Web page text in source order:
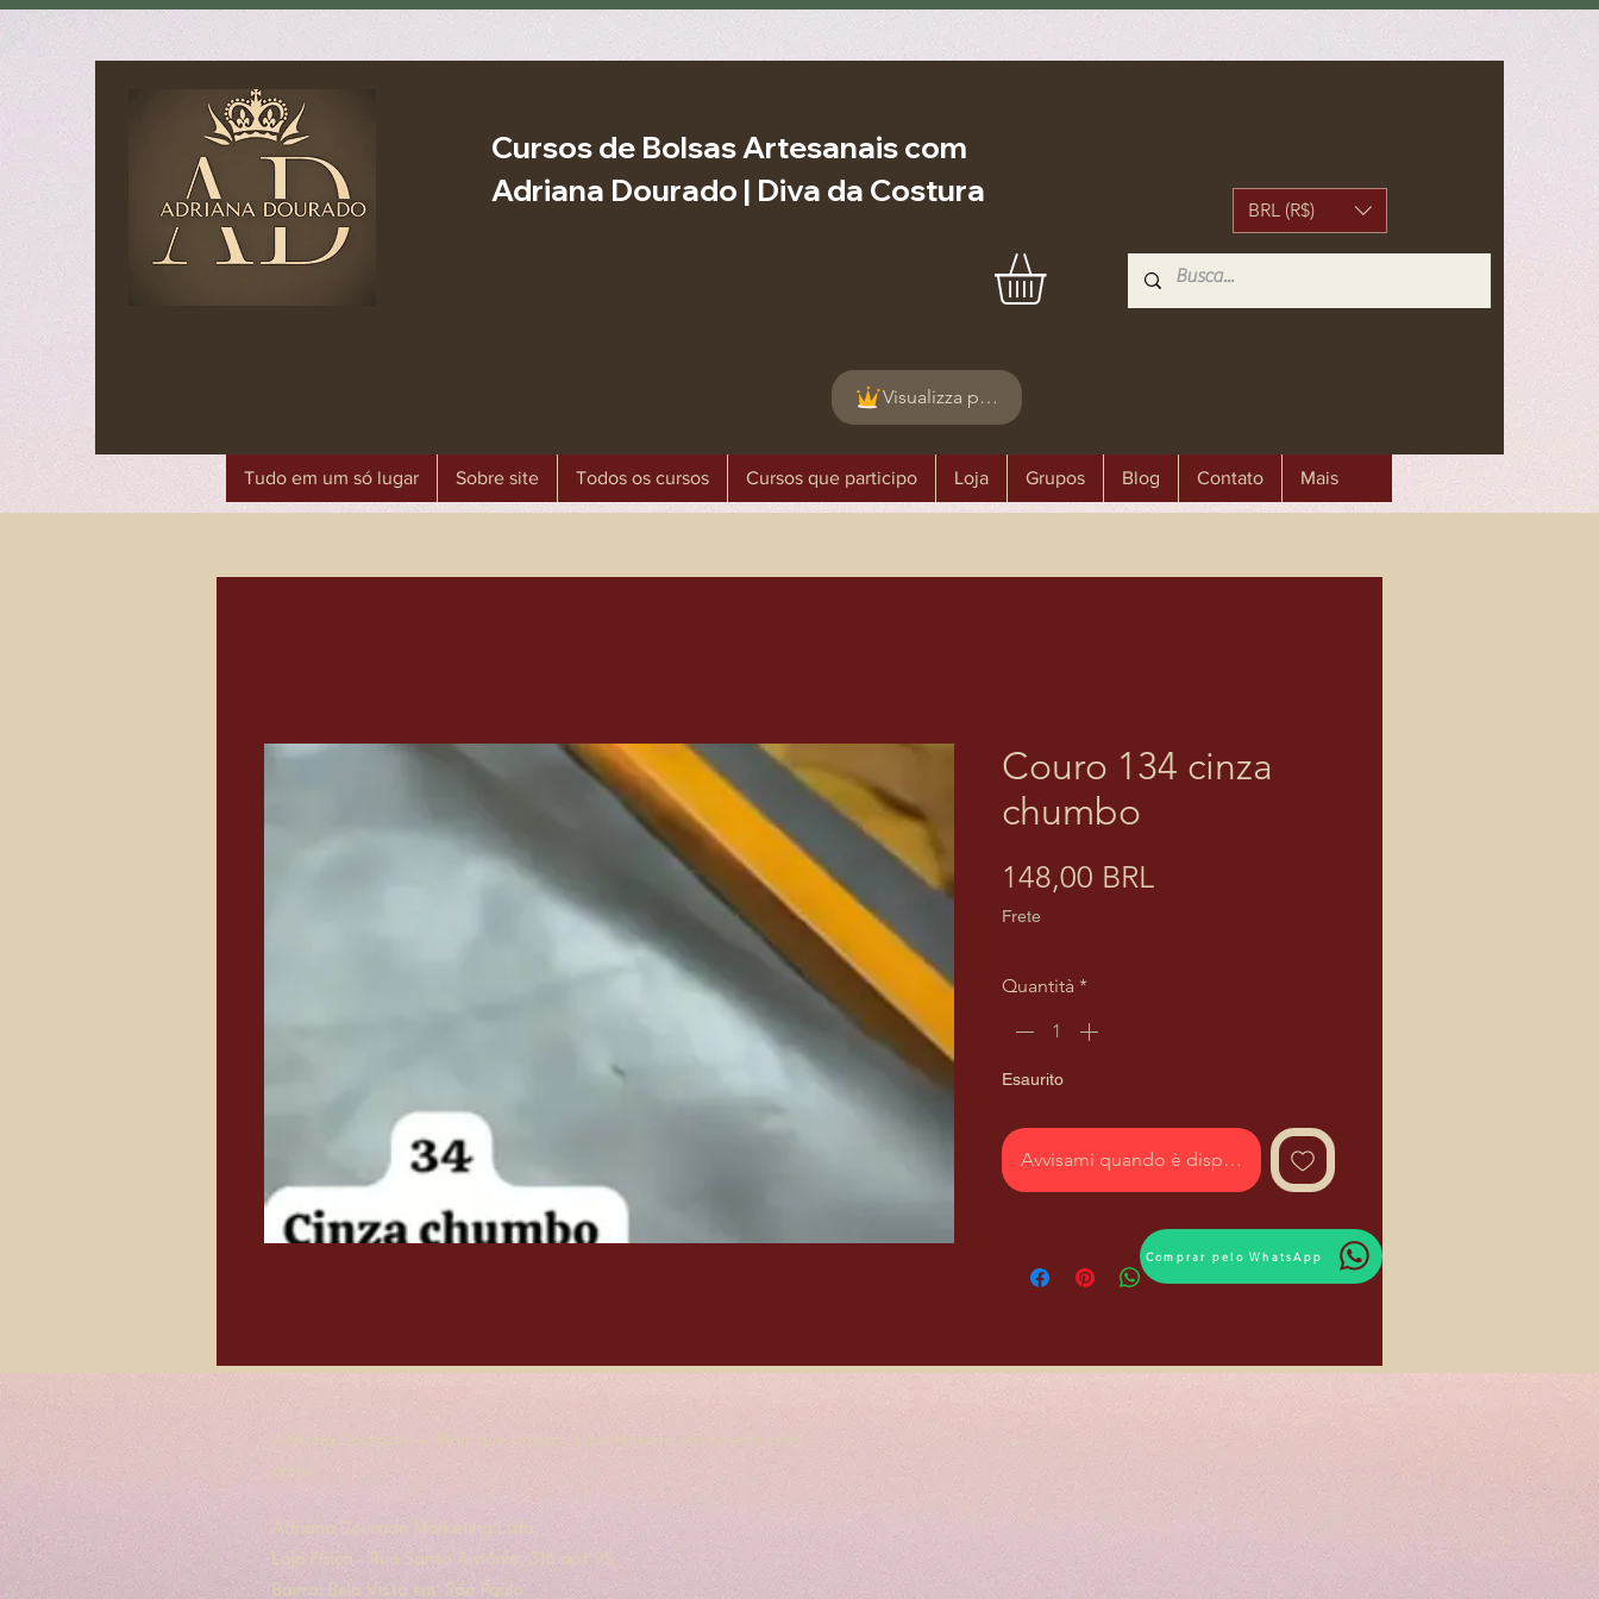
Cursos de Bolsas Artesanais com
Adriana Dourado | Diva da Costura
BRL (R$)
Visualizza punti
Tudo em um só lugar Sobre site Todos os cursos Cursos que participo Loja Grupos Blog Contato Mais
Couro 134 cinza
chumbo
148,00 BRLPrezzo
Frete
Quantità *
Esaurito
Avvisami quando è disponibile
Comprar pelo WhatsApp
Adriana Dourado — Mais que bolsas. Uma história costurada com
amor.
​​Adriana Dourado Marketing Ltda.
Loja Física - Rua Santo Antônio, 316 apt 95
Bairro: Bela Vista em São Paulo